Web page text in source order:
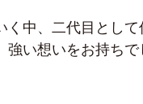
く中、二代目として
強い想いをお持ちで